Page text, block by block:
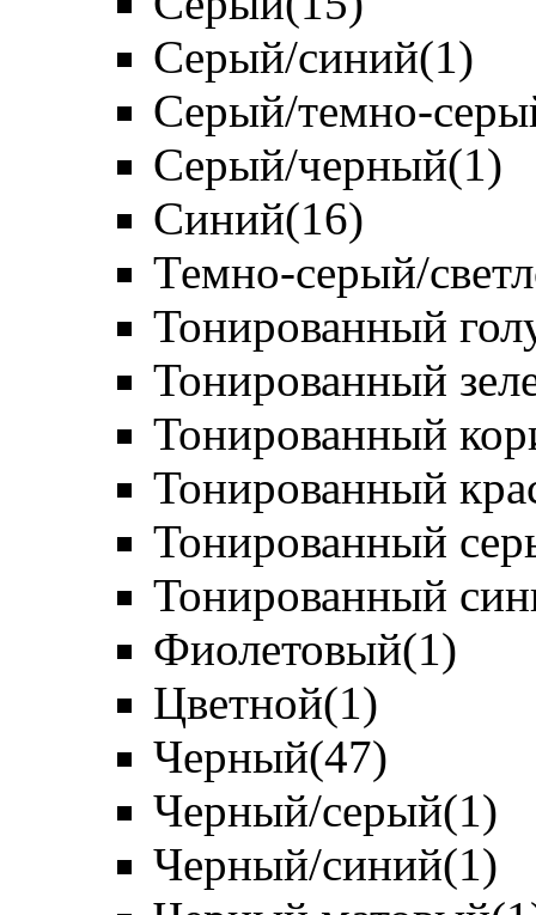
Серый/синий(1)
Серый/темно-
Серый/черный(1)
Синий(16)
Темно-серый/
Тонированный
Тонированный
Тонированный
Тонированный
Тонированный
Тонированный
Фиолетовый(1)
Цветной(1)
Черный(47)
Черный/серый(1)
Черный/синий(1)